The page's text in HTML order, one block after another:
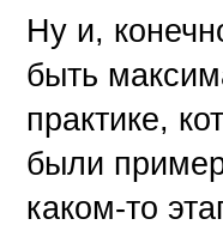
Ну и,
быть
практике,
были
каком-то